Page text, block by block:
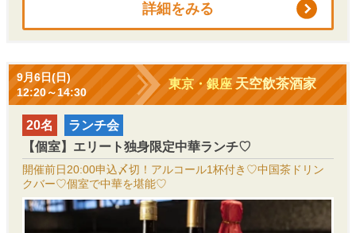
詳細をみる
9月6日(日)
12:20～14:30
東京・銀座天空飲茶酒家
20名
ランチ会
【個室】エリート独身限定中華ランチ♡
開催前日20:00申込〆切！アルコール1杯付き♡中国茶ドリン
クバー♡個室で中華を堪能♡